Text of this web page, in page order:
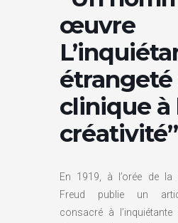
œuvre
étrangeté
clinique à
créativité”
En 1919, à l’orée de la
Freud publie un
consacré à